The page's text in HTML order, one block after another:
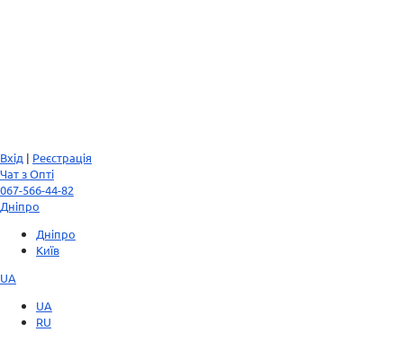
Вхід | Реєстрація
Чат з Опті
067-566-44-82
Дніпро
Дніпро
Київ
UA
UA
RU